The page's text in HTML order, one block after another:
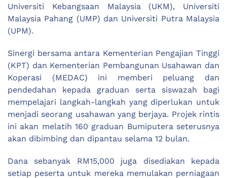
Universiti Kebangsaan Malaysia (UKM), Universiti
Malaysia Pahang (UMP) dan Universiti Putra Malaysia
(UPM).
Sinergi bersama antara Kementerian Pengajian Tinggi
(KPT) dan Kementerian Pembangunan Usahawan dan
Koperasi (MEDAC) ini memberi peluang dan
pendedahan kepada graduan serta siswazah bagi
mempelajari langkah-langkah yang diperlukan untuk
menjadi seorang usahawan yang berjaya. Projek rintis
ini akan melatih 160 graduan Bumiputera seterusnya
akan dibimbing dan dipantau selama 12 bulan.
Dana sebanyak RM15,000 juga disediakan kepada
setiap peserta untuk mereka memulakan perniagaan